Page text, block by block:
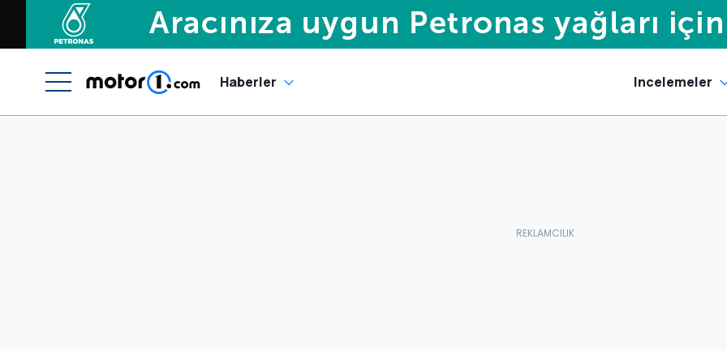
Haberler Incelemeler